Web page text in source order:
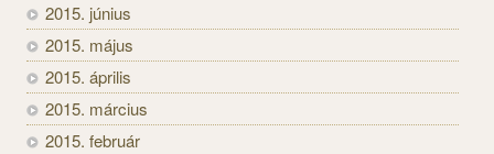
2015. június
2015. május
2015. április
2015. március
2015. február